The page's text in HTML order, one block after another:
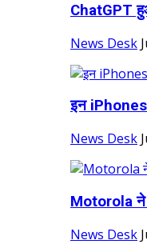
ChatGPT
News Desk
इन iPhones
News Desk
Motorola ने
News Desk